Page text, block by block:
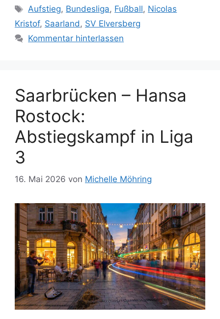
Schlagwörter
Aufstieg, Bundesliga, Fußball, Nicolas
Kristof, Saarland, SV Elversberg
Kommentar hinterlassen
Saarbrücken – Hansa
Rostock:
Abstiegskampf in Liga
3
16. Mai 2026 von Michelle Möhring